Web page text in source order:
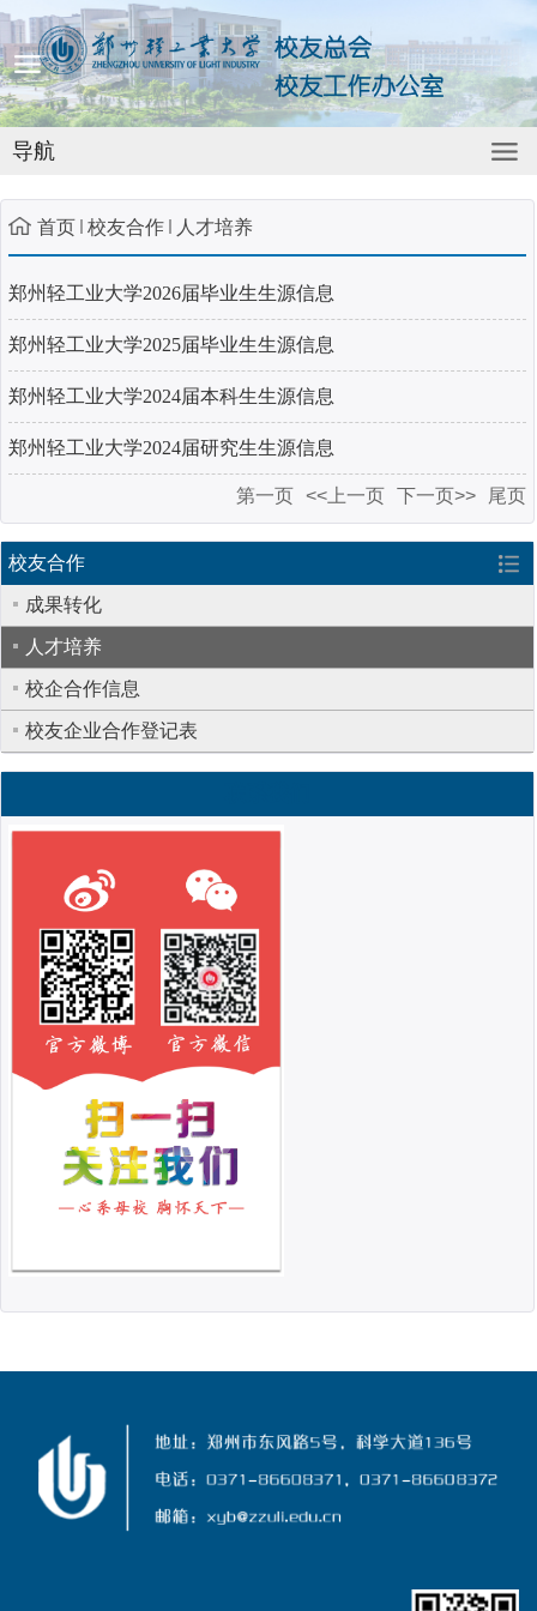
导航
首页 校友合作 人才培养
郑州轻工业大学2026届毕业生生源信息
郑州轻工业大学2025届毕业生生源信息
郑州轻工业大学2024届本科生生源信息
郑州轻工业大学2024届研究生生源信息
第一页 <<上一页 下一页>> 尾页
校友合作
成果转化
人才培养
校企合作信息
校友企业合作登记表